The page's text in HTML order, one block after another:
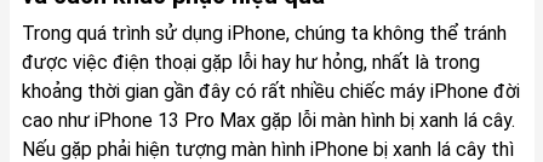
Trong quá trình sử dụng iPhone, chúng ta không thể tránh
được việc điện thoại gặp lỗi hay hư hỏng, nhất là trong
khoảng thời gian gần đây có rất nhiều chiếc máy iPhone đời
cao như iPhone 13 Pro Max gặp lỗi màn hình bị xanh lá cây.
Nếu gặp phải hiện tượng màn hình iPhone bị xanh lá cây thì